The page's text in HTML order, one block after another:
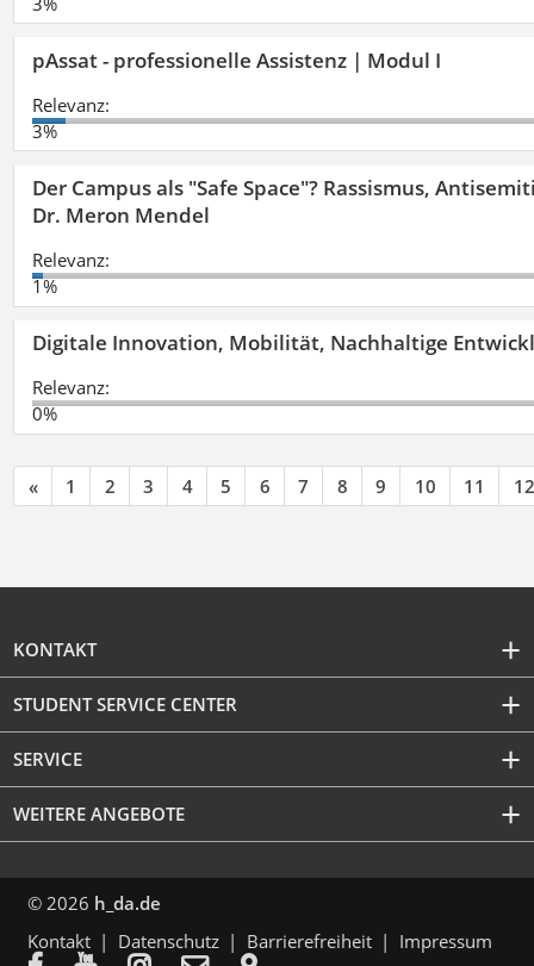
pAssat - professionelle Assistenz | Modul I
Relevanz:
3%
Der Campus als "Safe Space"? Rassismus,
Dr. Meron Mendel
Relevanz:
1%
Digitale Innovation, Mobilität, Nachhaltige
Relevanz:
0%
« 1 2 3 4 5 6 7 8 9 10 11 12
KONTAKT
STUDENT SERVICE CENTER
SERVICE
WEITERE ANGEBOTE
© 2026 h_da.de
Kontakt
Datenschutz Barrierefreiheit Impressum